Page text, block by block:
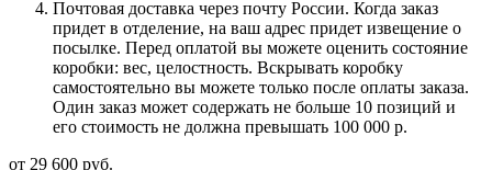
Почтовая доставка через почту России. Когда заказ
придет в отделение, на ваш адрес придет извещение о
посылке. Перед оплатой вы можете оценить состояние
коробки: вес, целостность. Вскрывать коробку
самостоятельно вы можете только после оплаты заказа.
Один заказ может содержать не больше 10 позиций и
его стоимость не должна превышать 100 000 р.
от 29 600 руб.